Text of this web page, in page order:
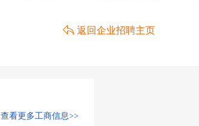
返回企业招聘主页
查看更多工商信息>>